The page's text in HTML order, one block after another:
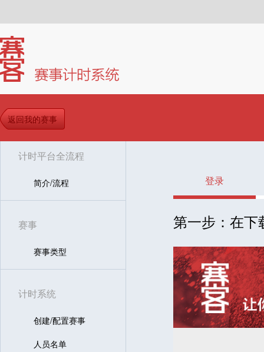
返回我的赛事
计时平台全流程
简介/流程
赛事
赛事类型
计时系统
创建/配置赛事
人员名单
登录
第一步：在下